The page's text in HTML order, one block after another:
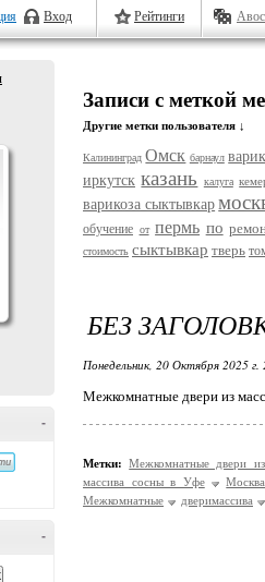
Вход Рейтинги
-
-
Записи с меткой
Другие метки пользователя ↓
Калининград Омск барнаул
иркутск казань калуга
варикоза сыктывкар
обучение от пермь по
стоимость сыктывкар тверь
БЕЗ
Понедельник, 20 Октября 2025
Межкомнатные двери из
Метки:
Межкомнатные двери
массива сосны в Уфе
Москва
Межкомнатные
дверимассива